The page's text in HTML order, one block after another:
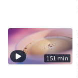
151 min